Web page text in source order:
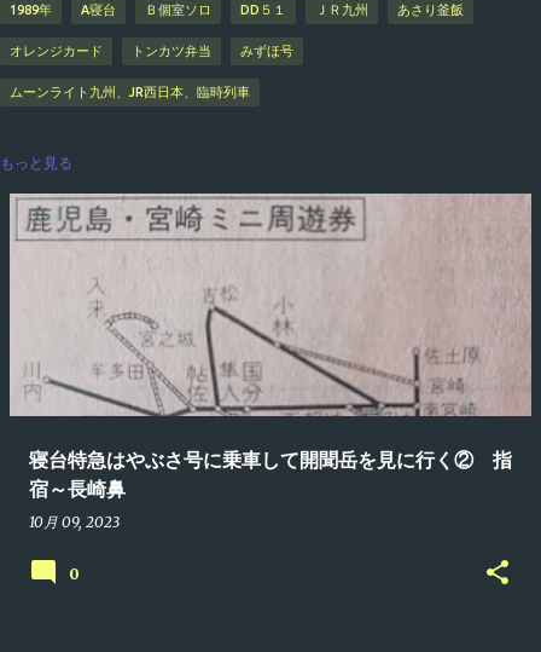
1989年 A寝台 Ｂ個室ソロ DD５１ ＪＲ九州 あさり釜飯
オレンジカード トンカツ弁当 みずほ号
ムーンライト九州、JR西日本、臨時列車
リニアモーターカー
宮崎駅 九州自転車旅行 熊本駅 国道１０号線
宗太郎峠、重岡駅 食堂車 寝台急行銀河号、片上鉄道
寝台特急さくら号 寝台特急はやぶさ号
寝台特急出雲1号 寝台特急出雲４号 寝台特急瀬戸号 寝台特急富士号
西鹿児島 筑後川昇開橋 長崎駅 長崎鼻、開聞岳、指宿枕崎線、枕崎
鳥栖駅 津奈木太郎峠 東京駅１０番線 南阿蘇鉄道 尾道 浜田駅
普賢岳 米子駅
もっと見る
寝台特急はやぶさ号に乗車して開聞岳を見に行く② 指
宿～長崎鼻
10月 09, 2023
0